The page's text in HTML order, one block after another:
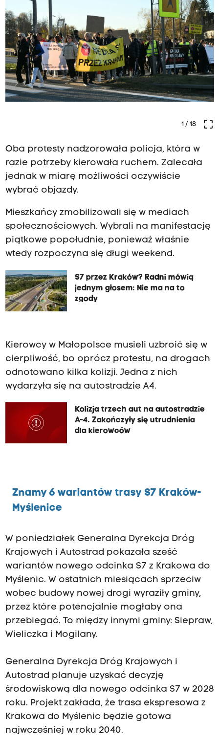
crop_free
1/ 18
Oba protesty nadzorowała policja, która w
razie potrzeby kierowała ruchem. Zalecała
jednak w miarę możliwości oczywiście
wybrać objazdy.
Mieszkańcy zmobilizowali się w mediach
społecznościowych. Wybrali na manifestację
piątkowe popołudnie, ponieważ właśnie
wtedy rozpoczyna się długi weekend.
S7 przez Kraków? Radni mówią
jednym głosem: Nie ma na to
zgody
Kierowcy w Małopolsce musieli uzbroić się w
cierpliwość, bo oprócz protestu, na drogach
odnotowano kilka kolizji. Jedna z nich
wydarzyła się na autostradzie A4.
Kolizja trzech aut na autostradzie
A-4. Zakończyły się utrudnienia
dla kierowców
Znamy 6 wariantów trasy S7 Kraków-
Myślenice
W poniedziałek Generalna Dyrekcja Dróg
Krajowych i Autostrad pokazała sześć
wariantów nowego odcinka S7 z Krakowa do
Myślenic. W ostatnich miesiącach sprzeciw
wobec budowy nowej drogi wyraziły gminy,
przez które potencjalnie mogłaby ona
przebiegać. To między innymi gminy: Siepraw,
Wieliczka i Mogilany.
Generalna Dyrekcja Dróg Krajowych i
Autostrad planuje uzyskać decyzję
środowiskową dla nowego odcinka S7 w 2028
roku. Projekt zakłada, że trasa ekspresowa z
Krakowa do Myślenic będzie gotowa
najwcześniej w roku 2040.